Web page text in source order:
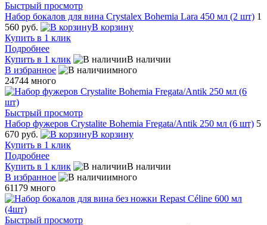
Быстрый просмотр
Набор бокалов для вина Crystalex Bohemia Lara 450 мл (2 шт) 1
560 руб.
В корзину
Купить в 1 клик
Подробнее
Купить в 1 клик
В наличии
В избранное
много
24744 много
Быстрый просмотр
Набор фужеров Crystalite Bohemia Fregata/Antik 250 мл (6 шт) 5
670 руб.
В корзину
Купить в 1 клик
Подробнее
Купить в 1 клик
В наличии
В избранное
много
61179 много
Быстрый просмотр